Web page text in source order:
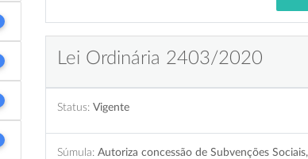
Lei Ordinária 2403/2020
Status: Vigente
Súmula: Autoriza concessão de Subvenções